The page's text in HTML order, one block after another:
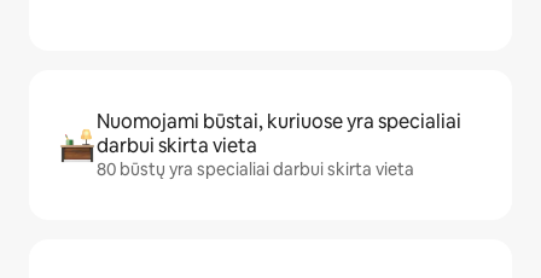
Nuomojami būstai, kuriuose yra specialiai
darbui skirta vieta
80 būstų yra specialiai darbui skirta vieta